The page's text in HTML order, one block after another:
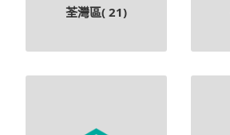
荃灣區( 21)